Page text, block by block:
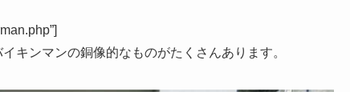
キンマンの銅像的なものがたくさんあります。